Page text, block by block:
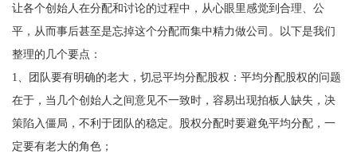
让各个创始人在分配和讨论的过程中，从心眼里感觉到合理、公
平，从而事后甚至是忘掉这个分配而集中精力做公司。以下是我们
整理的几个要点：
1、团队要有明确的老大，切忌平均分配股权：平均分配股权的问题
在于，当几个创始人之间意见不一致时，容易出现拍板人缺失，决
策陷入僵局，不利于团队的稳定。股权分配时要避免平均分配，一
定要有老大的角色；